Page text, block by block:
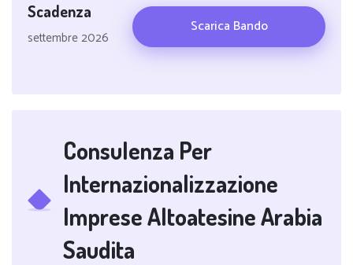
Scadenza
settembre 2026
Scarica Bando
Consulenza Per
Internazionalizzazione
Imprese Altoatesine Arabia
Saudita